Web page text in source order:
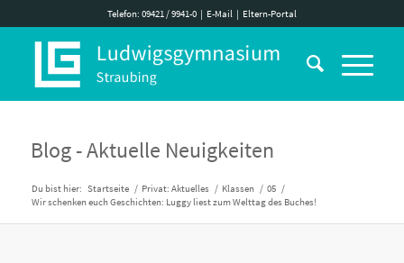
Telefon: 09421 / 9941-0| E-Mail| Eltern-Portal
Blog - Aktuelle Neuigkeiten
Du bist hier: Startseite / Privat: Aktuelles / Klassen / 05 /
Wir schenken euch Geschichten: Luggy liest zum Welttag des Buches!